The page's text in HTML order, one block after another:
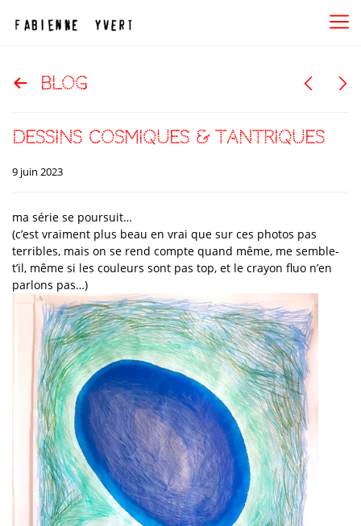
blog
dessins cosmiques & tantriques
9 juin 2023
ma série se poursuit…
(c’est vraiment plus beau en vrai que sur ces photos pas
terribles, mais on se rend compte quand même, me semble-
t’il, même si les couleurs sont pas top, et le crayon fluo n’en
parlons pas…)